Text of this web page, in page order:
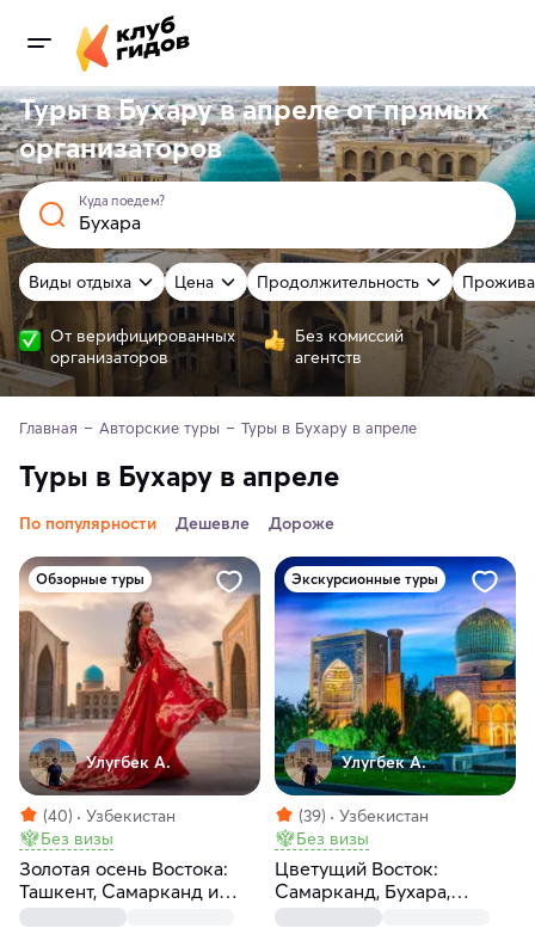
Туры в Бухару в апреле отпрямых
организаторов
Куда поедем?
Виды отдыха Цена Продолжительность
От верифицированных
организаторов
Без комиссий
агентств
Главная Авторские туры Туры в Бухару в апреле
Туры в Бухару в апреле
По популярности Дешевле Дороже
Обзорные туры
Улугбек А.
(40)
Узбекистан
Без визы
Золотая осень Востока:
Ташкент, Самарканд и
Бухара
Экскурсионные туры
Улугбек А.
(39)
Узбекистан
Без визы
Цветущий Восток:
Самарканд, Бухара,
Ташкент за 7 дней